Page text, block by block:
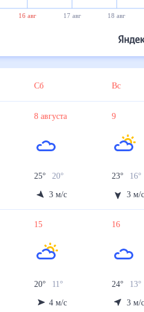
16 авг 17 авг 18 авг
Сб Вс
8 августа
25° 20
3 м/с
9
23° 16°
3 м/
15
20° 11°
4 м/с
16
24° 13°
3 м/